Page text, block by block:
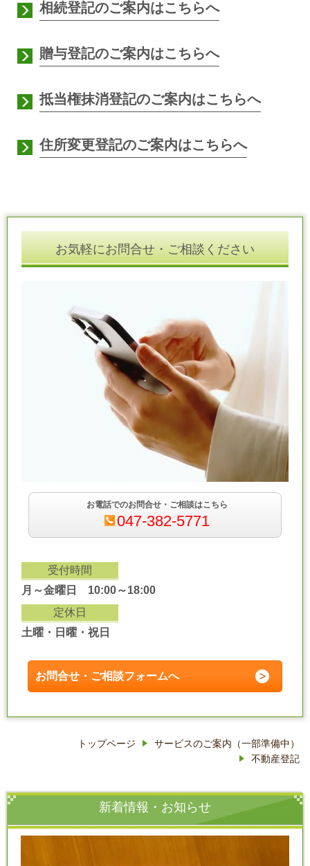
相続登記のご案内はこちらへ
贈与登記のご案内はこちらへ
抵当権抹消登記のご案内はこちらへ
住所変更登記のご案内はこちらへ
お気軽にお問合せ・ご相談ください
お電話でのお問合せ・ご相談はこちら
047-382-5771
受付時間
月～金曜日 10:00～18:00
定休日
土曜・日曜・祝日
お問合せ・ご相談フォームへ
トップページ
サービスのご案内（一部準備中）
不動産登記
新着情報・お知らせ